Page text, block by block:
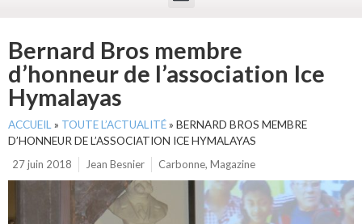
Bernard Bros membre
d’honneur de l’association Ice
Hymalayas
ACCUEIL » TOUTE L’ACTUALITÉ» BERNARD BROS MEMBRE
D’HONNEUR DE L’ASSOCIATION ICE HYMALAYAS
27 juin 2018
Jean Besnier Carbonne, Magazine